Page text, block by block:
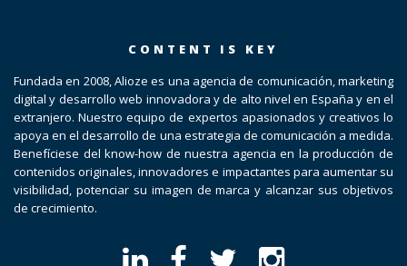
CONTENT IS KEY
Fundada en 2008, Alioze es una agencia de comunicación, marketing
digital y desarrollo web innovadora y de alto nivel en España y en el
extranjero. Nuestro equipo de expertos apasionados y creativos lo
apoya en el desarrollo de una estrategia de comunicación a medida.
Benefíciese del know-how de nuestra agencia en la producción de
contenidos originales, innovadores e impactantes para aumentar su
visibilidad, potenciar su imagen de marca y alcanzar sus objetivos
de crecimiento.